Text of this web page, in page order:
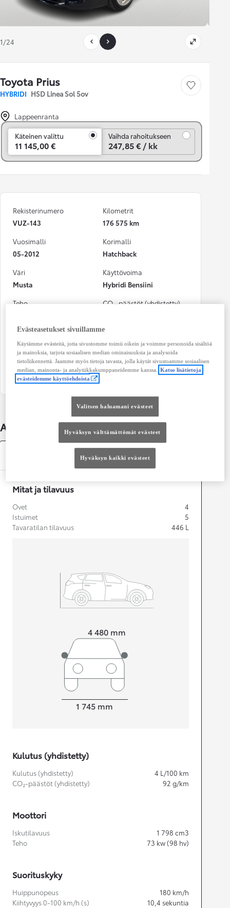
1/24
Toyota Prius
HYBRIDI HSD Linea Sol 5ov
Tallenna auto
Lappeenranta
Käteinen valittu
11 145,00 €
Vaihda rahoitukseen
247,85 € / kk
Rekisterinumero
VUZ-143
Kilometrit
176 575 km
Vuosimalli
05-2012
Korimalli
Hatchback
Väri
Musta
Käyttövoima
Hybridi Bensiini
Teho
CO₂-päästöt (yhdistetty)
Vaihteisto
Automaatti
Istuimet
5
Ovet
4
Auton lisätiedot
Mitat ja tilavuus
Ovet
4
Istuimet
5
Tavaratilan tilavuus
446 L
Pituus
4 480 mm
Leveys
1 745 mm
Kulutus (yhdistetty)
Kulutus (yhdistetty) 4 L/100 km
CO₂-päästöt (yhdistetty)
92 g/km
Moottori
Iskutilavuus 1 798 cm3
Teho
73 kw (98 hv)
Suorituskyky
Huippunopeus 180 km/h
Kiihtyvyys 0-100 km/h (s)
10,4 sekuntia
Evästeasetukset sivuillamme
Käytämme evästeitä, jotta sivustomme toimii oikein ja voimme personoida sisältöä
ja mainoksia, tarjota sosiaalisen median ominaisuuksia ja analysoida
tietoliikennettä. Jaamme myös tietoja tavasta, jolla käytät sivustoamme sosiaalisen
median, mainonta- ja analytiikkakumppaneidemme kanssa. Katso lisätietoja
evästeidemme käyttöehdoista
Valitsen haluamani evästeet
Hyväksyn välttämättömät evästeet
Hyväksyn kaikki evästeet